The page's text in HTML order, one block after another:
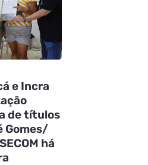
e Incra
de títulos
Gomes/
há